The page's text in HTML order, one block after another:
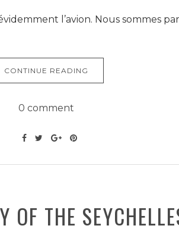
l’avion. Nous sommes
CONTINUE READING
0 comment
OF THE